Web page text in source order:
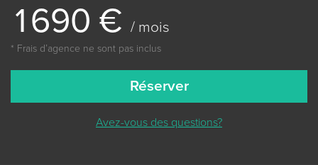
1690 € / mois
* Frais dʼagence ne sont pas inclus
Réserver
Avez-vous des questions?